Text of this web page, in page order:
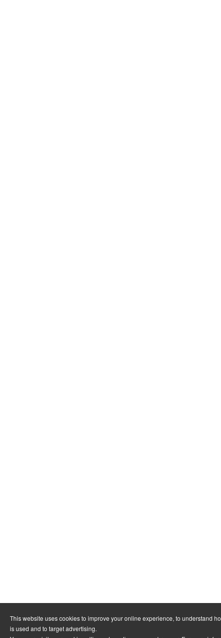
This website uses cookies to improve your online experience, to understand
is used and to target advertising.